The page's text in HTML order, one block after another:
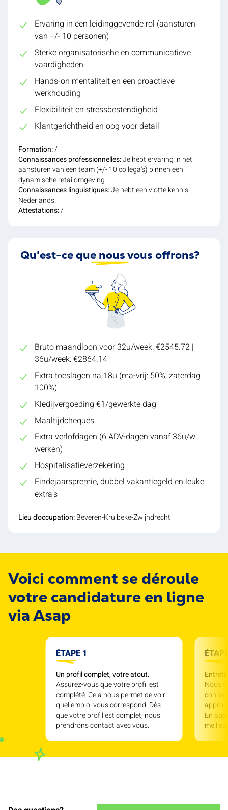
Ervaring in een leidinggevende rol (aansturen
van +/- 10 personen)
Sterke organisatorische en communicatieve
vaardigheden
Hands-on mentaliteit en een proactieve
werkhouding
Flexibiliteit en stressbestendigheid
Klantgerichtheid en oog voor detail
Formation:/
Connaissances professionnelles:Je hebt ervaring in het
aansturen van een team (+/- 10 collega's) binnen een
dynamische retailomgeving.
Connaissances linguistiques:Je hebt een vlotte kennis
Nederlands.
Attestations:/
Qu'est-ce que nous vous offrons?
Bruto maandloon voor 32u/week: €2545.72 |
36u/week: €2864.14
Extra toeslagen na 18u (ma-vrij: 50%, zaterdag
100%)
Kledijvergoeding €1/gewerkte dag
Maaltijdcheques
Extra verlofdagen (6 ADV-dagen vanaf 36u/w
werken)
Hospitalisatieverzekering
Eindejaarspremie, dubbel vakantiegeld en leuke
extra’s
Lieu d'occupation:Beveren-Kruibeke-Zwijndrecht
Voici comment se déroule
votre candidature en ligne
via Asap
ÉTAPE 1
Un profil complet, votre atout.
Assurez-vous que votre profil est
complété. Cela nous permet de voir
quel emploi vous correspond. Dès
que votre profil est complet, nous
prendrons contact avec vous.
Nous
En